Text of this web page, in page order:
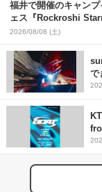
福井で開催のキャンプ
ェス『Rockroshi
Festival 2026』第3弾
てSCOOBIE DO、か
Reiを発表
2026/08/08 (土)
で
た